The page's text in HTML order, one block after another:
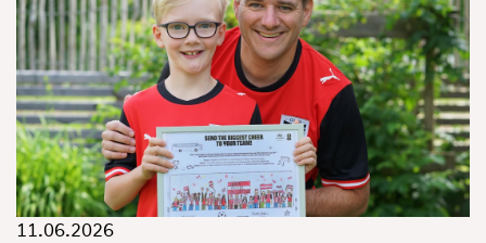
11.06.2026